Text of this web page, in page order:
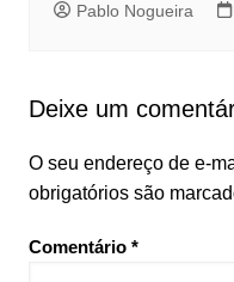
Pablo Nogueira
Deixe um
O seu endereço de e-
obrigatórios são
Comentário *